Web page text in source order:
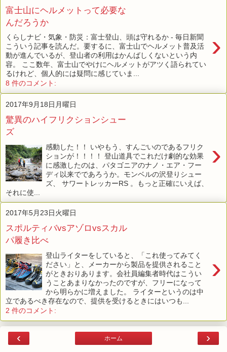
富士山にヘルメットって必要な
んだろうか
›
くらしナビ・気象・防災：富士登山、頭は守れるか - 毎日新聞
こういう記事を読んだ。要するに、富士山でヘルメット普及活
動が進んでいるが、登山者の利用はかんばしくないという内
容。 ここ数年、富士山でやけにヘルメットがアツく語られてい
るけれど、個人的には疑問に感じていま...
8 件のコメント:
2017年9月18日月曜日
驚異のハイフリクションシュー
ズ
›
感動した！！ いやもう、すんごいのであるフリク
ションが！！！！ 登山道具でこれだけ劇的な効果
に感激したのは、パタゴニアのナノ・エア・フー
ディ以来でであろうか。モンベルの沢登りシュー
ズ、 サワートレッカーRS 。もっと正確にいえば、
それに使...
2017年5月23日火曜日
スポルティバvsアゾロvsスカル
パ履き比べ
›
登山ライターをしていると、「これ使ってみてく
ださい」と、メーカーから製品を提供されること
がときおりあります。会社員編集者時代はこうい
うことあまりなかったのですが、フリーになって
から明らかに増えました。 ライターというのは中
立であるべき存在なので、提供を受けるときにはいつも...
2 件のコメント:
‹ ›
ホーム